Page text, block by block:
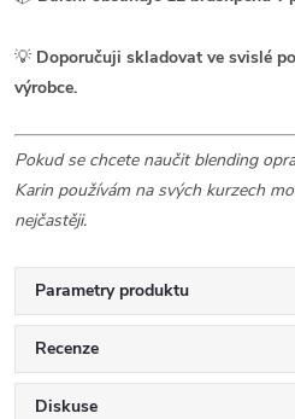
💡 Doporučuji skladovat ve svislé
výrobce.
Pokud se chcete naučit blending
Karin používám na svých kurzech
nejčastěji.
Parametry produktu
Recenze
Diskuse